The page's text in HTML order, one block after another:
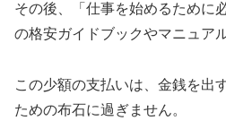
その後、「仕事を始めるために
の格安ガイドブックやマニュア
この少額の支払いは、金銭を出
ための布石に過ぎません。